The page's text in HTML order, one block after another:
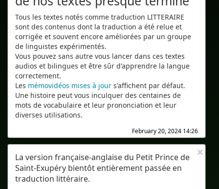
Tous les textes notés comme traduction LITTERAIRE
sont des contenus dont la traduction a été relue et
corrigée et souvent encore améliorées par un groupe
de linguistes expérimentés.
Vous pouvez sans autre vous lancer dans ces textes
audios et bilingues et être sûr d'apprendre la langue
correctement.
Les mémovidéos mises à jour s'affichent par défaut.
Une histoire peut vous inculquer des centaines de
mots de vocabulaire et leur prononciation et leur
diverses utilisations.
February 20, 2024 14:26
×
La version française-anglaise du Petit Prince de
Saint-Exupéry bientôt entièrement passée en
traduction littéraire.